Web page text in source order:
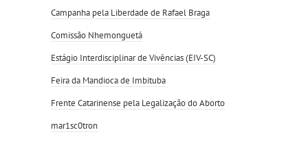
Campanha pela Liberdade de Rafael Braga
Comissão Nhemonguetá
Estágio Interdisciplinar de Vivências (EIV-SC)
Feira da Mandioca de Imbituba
Frente Catarinense pela Legalização do Aborto
mar1sc0tron